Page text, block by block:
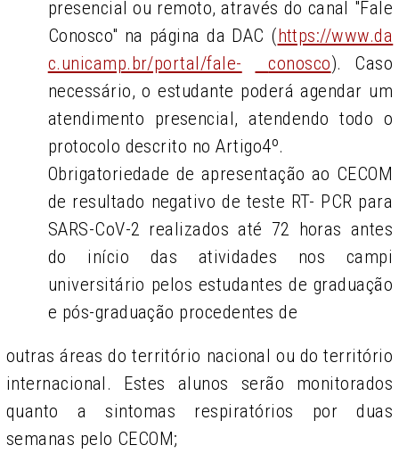
presencial ou remoto, através do canal "Fale
Conosco" na página da DAC (https://www.da
c.unicamp.br/portal/fale-
conosco). Caso
necessário, o estudante poderá agendar um
atendimento presencial, atendendo todo o
protocolo descrito no Artigo4º.
Obrigatoriedade de apresentação ao CECOM
de resultado negativo de teste RT- PCR para
SARS-CoV-2 realizados até 72 horas antes
do início das atividades nos campi
universitário pelos estudantes de graduação
e pós-graduação procedentes de
outras áreas do território nacional ou do território
internacional. Estes alunos serão monitorados
quanto a sintomas respiratórios por duas
semanas pelo CECOM;